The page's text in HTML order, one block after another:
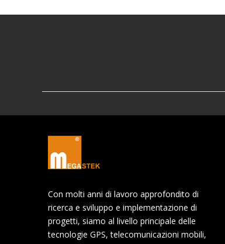
Con molti anni di lavoro approfondito di
ricerca e sviluppo e implementazione di
progetti, siamo al livello principale delle
tecnologie GPS, telecomunicazioni mobili,